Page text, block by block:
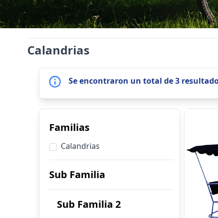
Calandrias
Se encontraron un total de 3
Familias
Calandrias
Sub Familia
Sub Familia 2